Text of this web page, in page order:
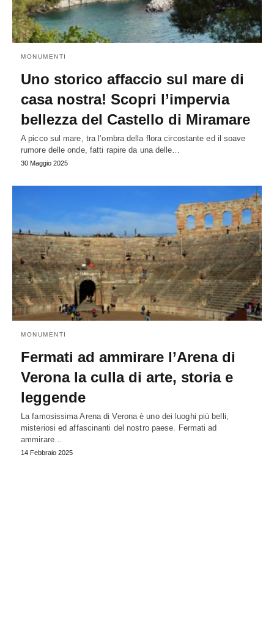
MONUMENTI
Uno storico affaccio sul mare di
casa nostra! Scopri l’impervia
bellezza del Castello di Miramare
A picco sul mare, tra l’ombra della flora circostante ed il soave
rumore delle onde, fatti rapire da una delle…
30 Maggio 2025
MONUMENTI
Fermati ad ammirare l’Arena di
Verona la culla di arte, storia e
leggende
La famosissima Arena di Verona è uno dei luoghi più belli,
misteriosi ed affascinanti del nostro paese. Fermati ad
ammirare…
14 Febbraio 2025